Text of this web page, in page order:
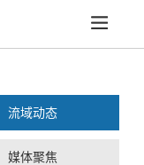
流域动态
媒体聚焦